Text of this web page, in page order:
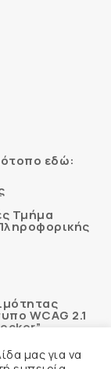
εδώ:
Τμήμα
WCAG 2.1
μας για να